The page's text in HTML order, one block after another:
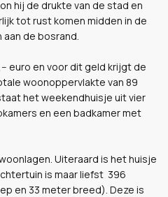
hij de drukte van de stad en
tot rust komen midden in de
de bosrand.
euro en voor dit geld krijgt de
woonoppervlakte van 89
het weekendhuisje uit vier
en een badkamer met
Uiteraard is het huisje
is maar liefst 396
en 33 meter breed). Deze is